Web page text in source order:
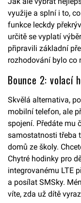
využije a splní i to,
funkce leckdy
určitě se vyplatí
připravili základní
rozhodování bylo co
Bounce 2: volací
Skvělá alternativa,
mobilní telefon, ale
spojení. Předáte mu
samostatnosti třeba
domů ze školy.
Chytré hodinky pro
integrovanému LTE
a posílat SMSky.
víte, zda už dítě